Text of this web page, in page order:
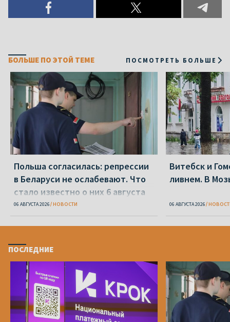
БОЛЬШЕ ПО ЭТОЙ ТЕМЕ ПОСМОТРЕТЬ БОЛЬШЕ
Польша согласилась: репрессии
в Беларуси не ослабевают. Что
стало известно о них 6 августа
06 АВГУСТА 2026 НОВОСТИ
Витебск и
ливнем. В
06 АВГУСТА 2026
ПОСЛЕДНИЕ